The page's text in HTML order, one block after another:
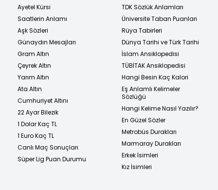
Ayetel Kürsi
Saatlerin Anlamı
Aşk Sözleri
Günaydın Mesajları
Gram Altın
Çeyrek Altın
Yarım Altın
Ata Altın
Cumhuriyet Altını
22 Ayar Bilezik
1 Dolar Kaç TL
1 Euro Kaç TL
Canlı Maç Sonuçları
Süper Lig Puan Durumu
TDK Sözlük Anlamları
Üniversite Taban Puanları
Rüya Tabirleri
Dünya Tarihi ve Türk Tarihi
İslam Ansiklopedisi
TÜBİTAK Ansiklopedisi
Hangi Besin Kaç Kalori
Eş Anlamlı Kelimeler
Sözlüğü
Hangi Kelime Nasıl Yazılır?
En Güzel Sözler
Metrobüs Durakları
Marmaray Durakları
Erkek İsimleri
Kız İsimleri